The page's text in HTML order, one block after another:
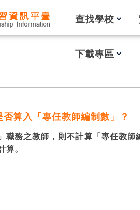
查找學校
下載專區
否算入「專任教師編制數」？
職務之教師，則不計算「專任教
算。